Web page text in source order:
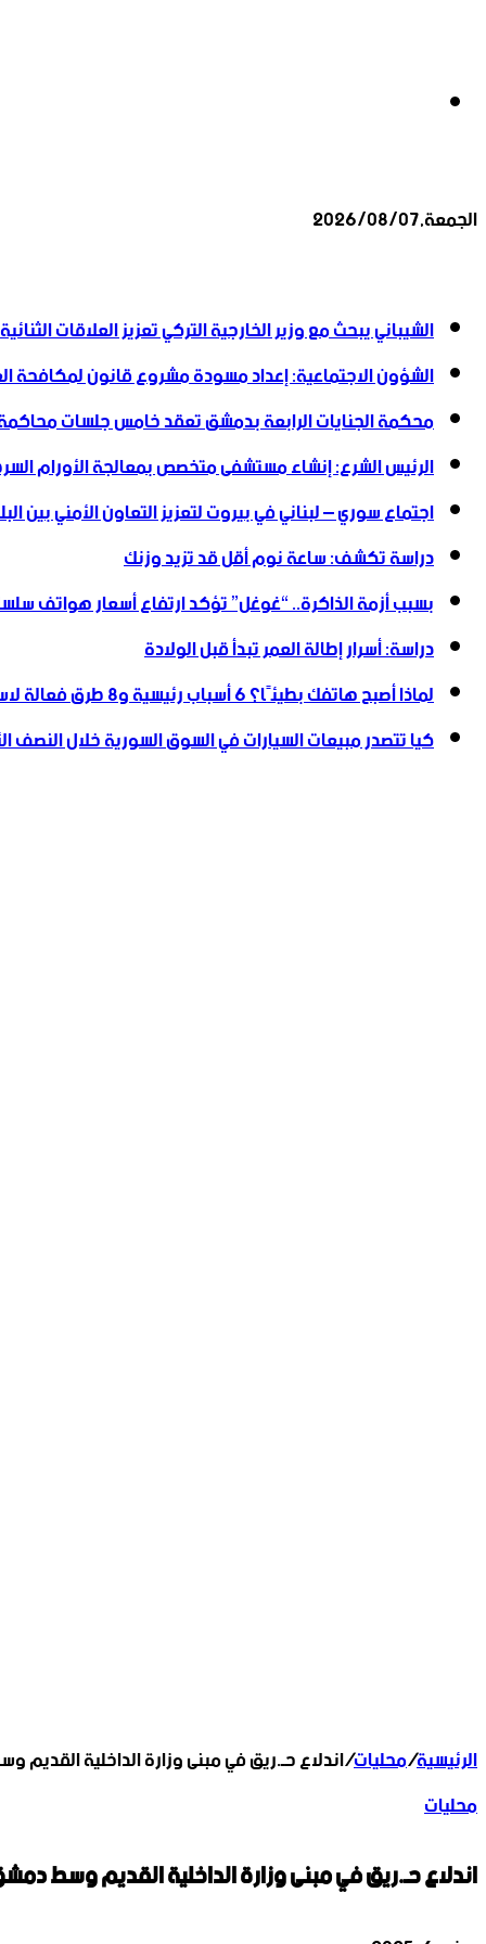
الجمعة,2026/08/07
الشيباني يبحث مع وزير الخارجية التركي تعزيز العلاقات الثنائية
الشؤون الاجتماعية: إعداد مسودة مشروع قانون لمكافحة
محكمة الجنايات الرابعة بدمشق تعقد خامس جلسات
الرئيس الشرع: إنشاء ‌‏مستشفى متخصص بمعالجة الأورام
اجتماع سوري – لبناني في بيروت لتعزيز التعاون ‏الأمني ‏بين
دراسة تكشف: ساعة نوم أقل قد تزيد وزنك
بسبب أزمة الذاكرة.. “غوغل” تؤكد ارتفاع أسعار هواتف
دراسة: أسرار إطالة العمر تبدأ قبل الولادة
لماذا أصبح هاتفك بطيئًا؟ 6 أسباب رئيسية و8 طرق فعالة لاستعادة سرعته
كيا تتصدر مبيعات السيارات في السوق السورية خلال النصف
الرئيسية/محليات/اندلاع حـ.ريق في مبنى وزارة الداخلية
محليات
اندلاع حـ.ريق في مبنى وزارة الداخلية القديم وسط